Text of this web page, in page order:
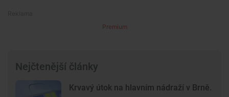
Premium
Nejčtenější články
Krvavý útok na hlavním nádraží v Brně.